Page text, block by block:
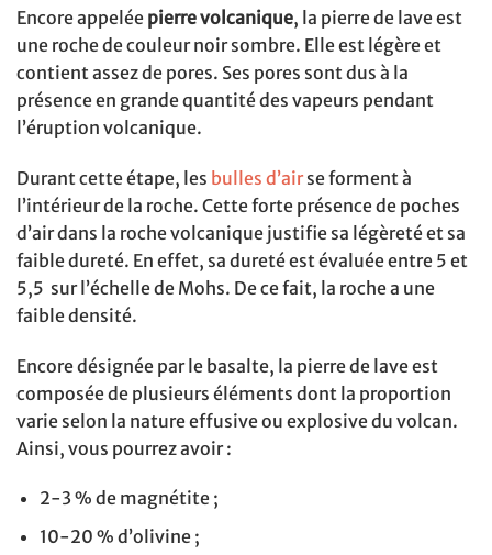
Encore appelée pierre volcanique, la pierre de lave est
une roche de couleur noir sombre. Elle est légère et
contient assez de pores. Ses pores sont dus à la
présence en grande quantité des vapeurs pendant
l’éruption volcanique.
Durant cette étape, les bulles d’airse forment à
l’intérieur de la roche. Cette forte présence de poches
d’air dans la roche volcanique justifie sa légèreté et sa
faible dureté. En effet, sa dureté est évaluée entre 5 et
5,5 sur l’échelle de Mohs. De ce fait, la roche a une
faible densité.
Encore désignée par le basalte, la pierre de lave est
composée de plusieurs éléments dont la proportion
varie selon la nature effusive ou explosive du volcan.
Ainsi, vous pourrez avoir :
2-3 % de magnétite ;
10-20 % d’olivine ;